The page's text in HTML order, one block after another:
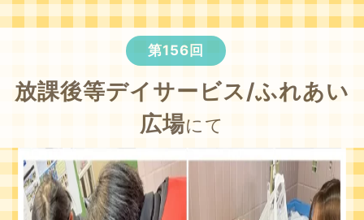
第156回
放課後等デイサービス/ふれあい
広場にて